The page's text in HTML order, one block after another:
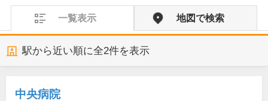
一覧表示 地図で検索
駅から近い順に全2件を表示
中央病院